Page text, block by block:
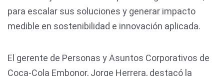
para escalar sus soluciones y generar impacto
medible en sostenibilidad e innovación aplicada.
El gerente de Personas y Asuntos Corporativos de
Coca-Cola Embonor, Jorge Herrera, destacó la